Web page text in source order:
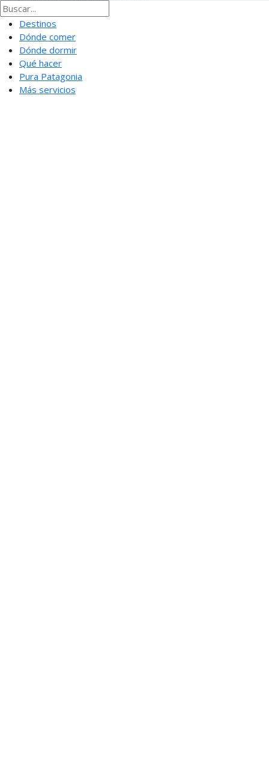
Destinos
Dónde comer
Dónde dormir
Qué hacer
Pura Patagonia
Más servicios